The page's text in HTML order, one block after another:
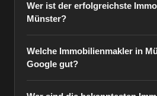
Wer ist der erfolgreichste
Münster?
Welche Immobilienmakler in
Google gut?